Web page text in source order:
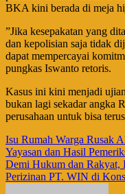
BKA kini berada di meja
​”Jika kesepakatan yang
dan kepolisian saja tidak
dapat mempercayai
pungkas Iswanto retoris.
​Kasus ini kini menjadi
bukan lagi sekadar angka
perusahaan untuk bisa
Navigasi
pos
Isu Rumah Warga Rusak
Yayasan dan Hasil
Demi Hukum dan Rakyat,
Perizinan PT. WIN di